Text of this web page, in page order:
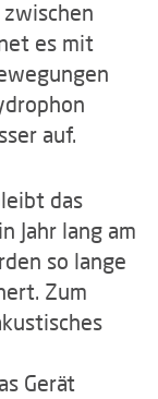
es mit
auf.
das
Jahr lang am
so lange
Zum
Gerät